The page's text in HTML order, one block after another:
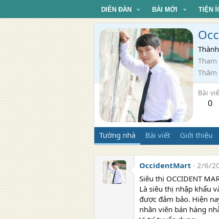
DIỄN ĐÀN BÀI MỚI TIỆN
Tham
Thăm
Bài
0
Tường nhà Bài viết Giới thiệu
OccidentMart
2/6/
Siêu thị OCCIDENT
Là siêu thị nhập khẩu
được đảm bảo. Hiện
nhân viên bán hàng